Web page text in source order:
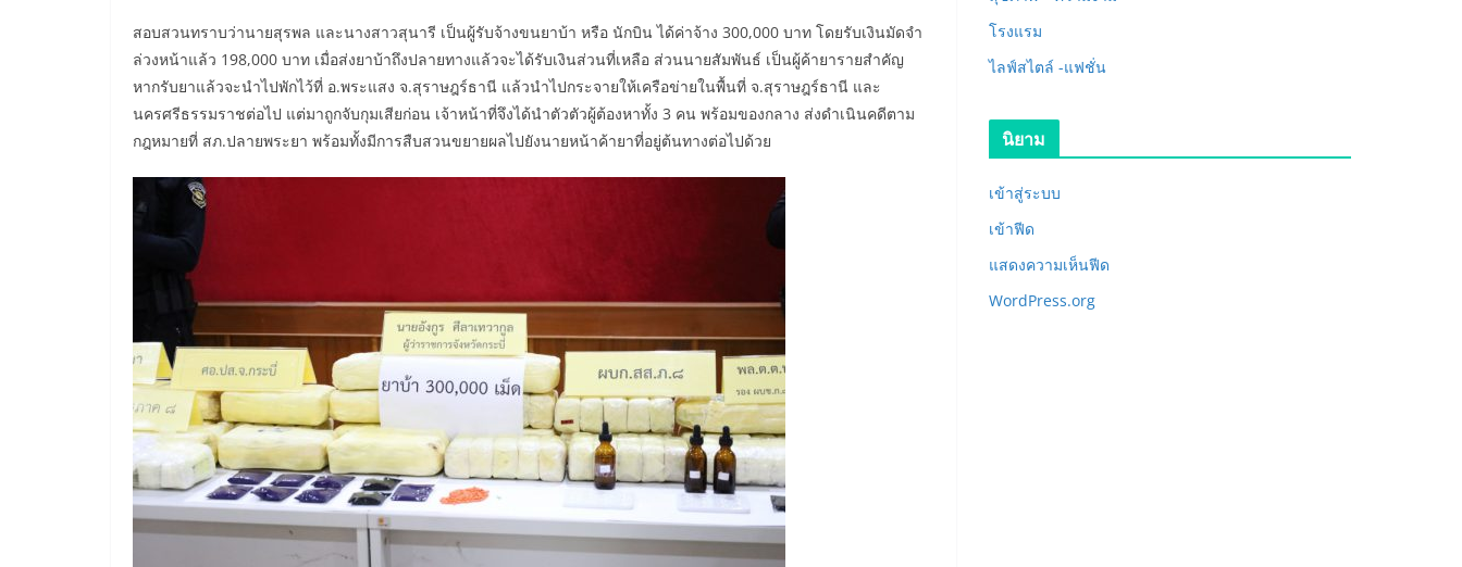
สอบสวนทราบว่านายสุรพล และนางสาวสุนารี เป็นผู้รับจ้างขนยาบ้า หรือ นักบิน ได้ค่าจ้าง 300,000 บาท โดยรับเงินมัดจำ
ล่วงหน้าแล้ว 198,000 บาท เมื่อส่งยาบ้าถึงปลายทางแล้วจะได้รับเงินส่วนที่เหลือ ส่วนนายสัมพันธ์ เป็นผู้ค้ายารายสำคัญ
หากรับยาแล้วจะนำไปพักไว้ที่ อ.พระแสง จ.สุราษฎร์ธานี แล้วนำไปกระจายให้เครือข่ายในพื้นที่ จ.สุราษฎร์ธานี และ
นครศรีธรรมราชต่อไป แต่มาถูกจับกุมเสียก่อน เจ้าหน้าที่จึงได้นำตัวตัวผู้ต้องหาทั้ง 3 คน พร้อมของกลาง ส่งดำเนินคดีตาม
กฎหมายที่ สภ.ปลายพระยา พร้อมทั้งมีการสืบสวนขยายผลไปยังนายหน้าค้ายาที่อยู่ต้นทางต่อไปด้วย
โรงแรม
ไลฟ์สไตล์ -แฟชั่น
นิยาม
เข้าสู่ระบบ
เข้าฟีด
แสดงความเห็นฟีด
WordPress.org